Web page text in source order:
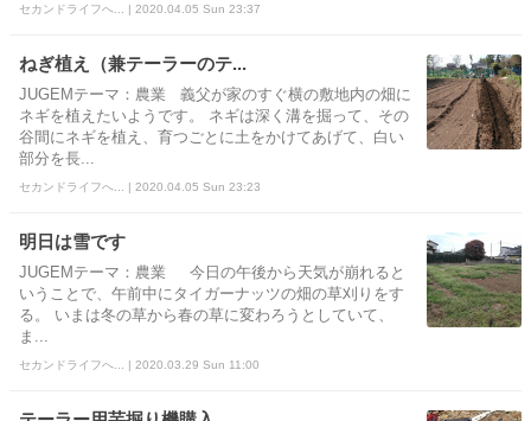
セカンドライフへ... | 2020.04.05 Sun 23:37
ねぎ植え（兼テーラーのテ...
JUGEMテーマ：農業 義父が家のすぐ横の敷地内の畑に
ネギを植えたいようです。 ネギは深く溝を掘って、その
谷間にネギを植え、育つごとに土をかけてあげて、白い
部分を長...
セカンドライフへ... | 2020.04.05 Sun 23:23
明日は雪です
JUGEMテーマ：農業 今日の午後から天気が崩れると
いうことで、午前中にタイガーナッツの畑の草刈りをす
る。 いまは冬の草から春の草に変わろうとしていて、
ま...
セカンドライフへ... | 2020.03.29 Sun 11:00